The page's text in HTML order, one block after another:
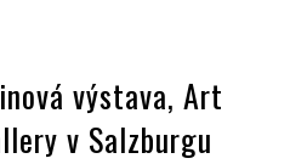
výstava, Art
v Salzburgu